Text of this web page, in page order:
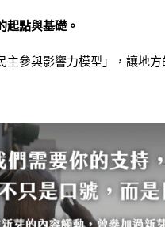
起點與基礎。
參與影響力模型」，讓地